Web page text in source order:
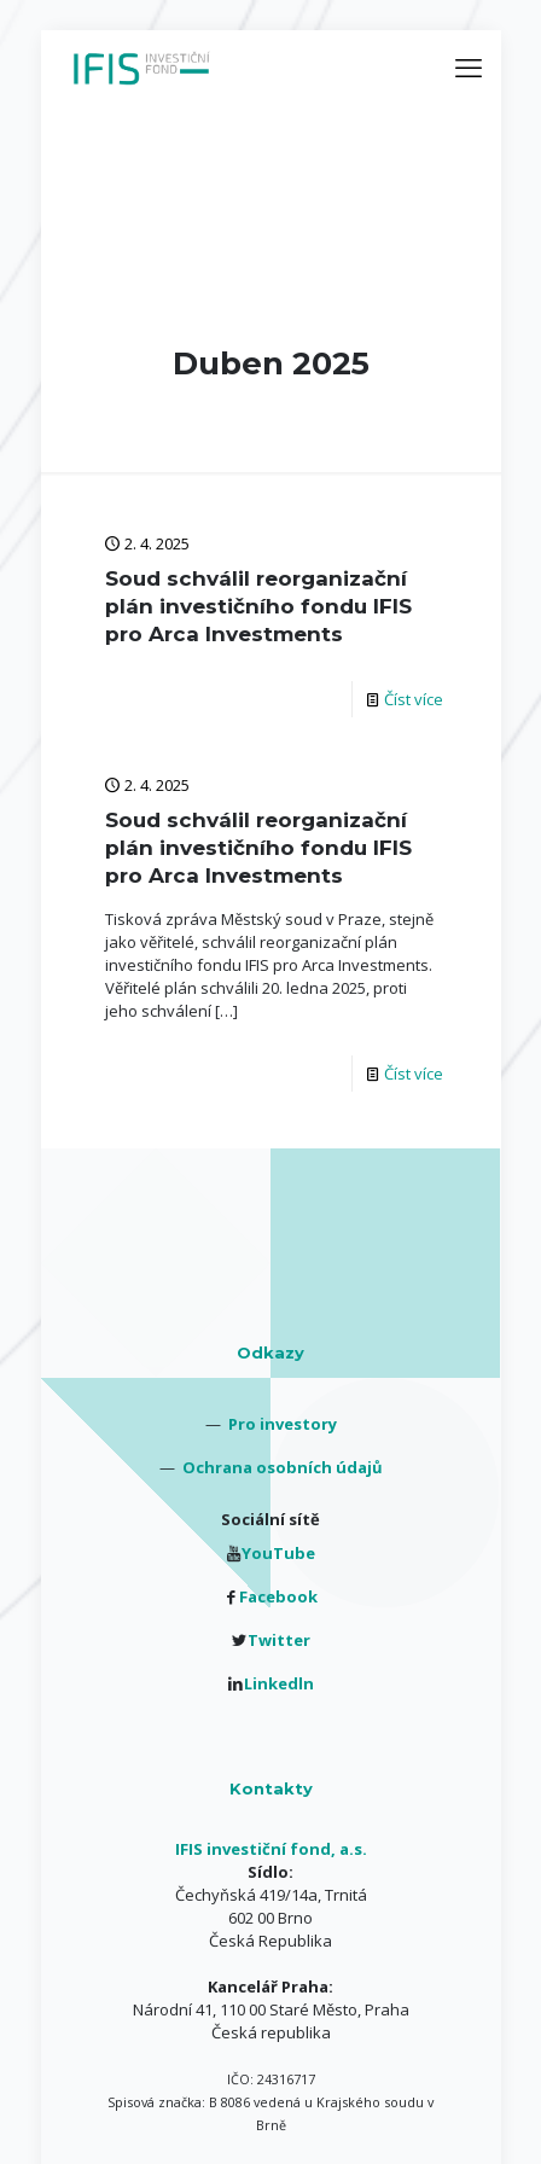
Duben 2025
2. 4. 2025
Soud schválil reorganizační
plán investičního fondu IFIS
pro Arca Investments
Číst více
2. 4. 2025
Soud schválil reorganizační
plán investičního fondu IFIS
pro Arca Investments
Tisková zpráva Městský soud v Praze, stejně
jako věřitelé, schválil reorganizační plán
investičního fondu IFIS pro Arca Investments.
Věřitelé plán schválili 20. ledna 2025, proti
jeho schválení[…]
Číst více
Odkazy
— Pro investory
— Ochrana osobních údajů
Sociální sítě
YouTube
Facebook
Twitter
Linkedln
Kontakty
IFIS investiční fond, a.s.
Sídlo:
Čechyňská 419/14a, Trnitá
602 00 Brno
Česká Republika
Kancelář Praha:
Národní 41, 110 00 Staré Město, Praha
Česká republika
IČO: 24316717
Spisová značka: B 8086 vedená u Krajského soudu v
Brně